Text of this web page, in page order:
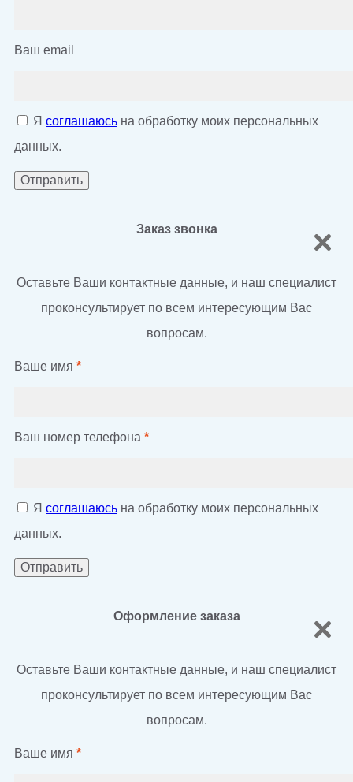
Ваш email
Я соглашаюсь на обработку моих персональных
данных.
Заказ звонка
Оставьте Ваши контактные данные, и наш специалист
проконсультирует по всем интересующим Вас
вопросам.
Ваше имя *
Ваш номер телефона *
Я соглашаюсь на обработку моих персональных
данных.
Оформление заказа
Оставьте Ваши контактные данные, и наш специалист
проконсультирует по всем интересующим Вас
вопросам.
Ваше имя *